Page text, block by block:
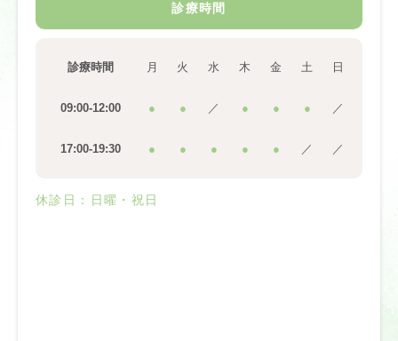
診療時間
診療時間 月 火 水 木 金 土 日
09:00-12:00 ● ● ／ ● ● ● ／
17:00-19:30 ● ● ● ● ● ／ ／
休診日：日曜・祝日